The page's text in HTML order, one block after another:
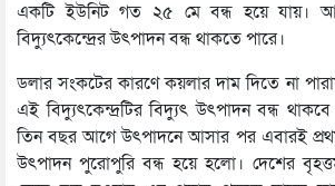
একটি ইউনিট গত ২৫ মে বন্ধ হয়ে যায়।
বিদ্যুৎকেন্দ্রের উৎপাদন বন্ধ থাকতে পারে।
ডলার সংকটের কারণে কয়লার দাম দিতে না
এই বিদ্যুৎকেন্দ্রটির বিদ্যুৎ উৎপাদন বন্ধ থাকবে
তিন বছর আগে উৎপাদনে আসার পর এবারই প্রথম
উৎপাদন পুরোপুরি বন্ধ হয়ে হলো। দেশের